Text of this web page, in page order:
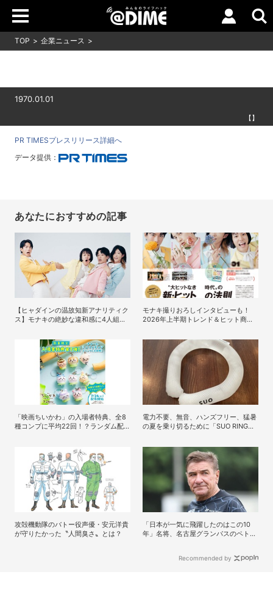
TOP 企業ニュース
1970.01.01
【】
PR TIMESプレスリリース詳細へ
データ提供：
あなたにおすすめの記事
【ヒャダインの温故知新アナリティク
ス】モナキの絶妙な違和感に4人組男
モナキ撮りおろしインタビューも！
2026年上半期トレンド＆ヒット商品
「映画ちいかわ」の入場者特典、全8
種コンプに平均22回！？ランダム配
電力不要、無音、ハンズフリー、猛暑
の夏を乗り切るために「SUO RING
攻殻機動隊のバトー役声優・安元洋貴
が守りたかった〝人間臭さ〟とは？
「日本が一気に飛躍したのはこの10
年」名将、名古屋グランパスのペトロ
Recommended by